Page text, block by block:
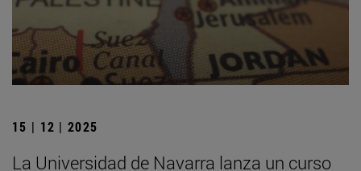
15 | 12 | 2025
La Universidad de Navarra lanza un curso